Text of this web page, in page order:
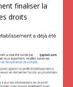
finaliser la
droits